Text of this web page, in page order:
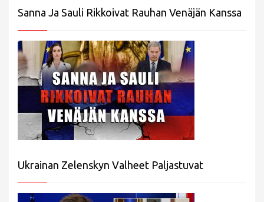
Sanna Ja Sauli Rikkoivat Rauhan Venäjän Kanssa
Ukrainan Zelenskyn Valheet Paljastuvat